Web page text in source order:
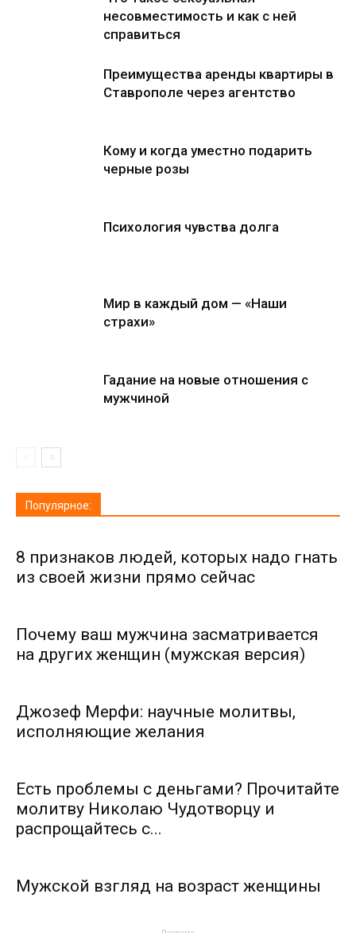
несовместимость и как с ней
справиться
Преимущества аренды квартиры в
Ставрополе через агентство
Кому и когда уместно подарить
черные розы
Психология чувства долга
Мир в каждый дом — «Наши
страхи»
Гадание на новые отношения с
мужчиной
Популярное:
8 признаков людей, которых надо гнать
из своей жизни прямо сейчас
Почему ваш мужчина засматривается
на других женщин (мужская версия)
Джозеф Мерфи: научные молитвы,
исполняющие желания
Есть проблемы с деньгами? Прочитайте
молитву Николаю Чудотворцу и
распрощайтесь с...
Мужской взгляд на возраст женщины